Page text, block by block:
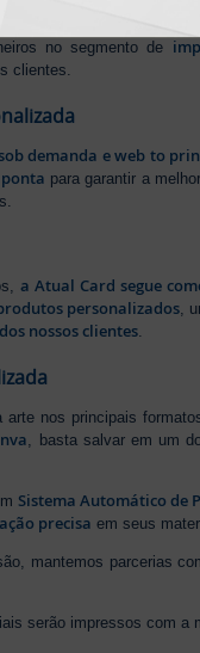
, oferecendo uma
no segmento de
clientes.
demanda e web to
para garantir a
a Atual Card segue
personalizados,
nossos clientes.
nos principais
, basta salvar em um
Sistema Automático de
precisa em seus
mantemos parcerias
serão impressos com